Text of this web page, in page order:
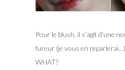
Pour le blush, il s’agit d’une
fureur (je vous en
WHAT?